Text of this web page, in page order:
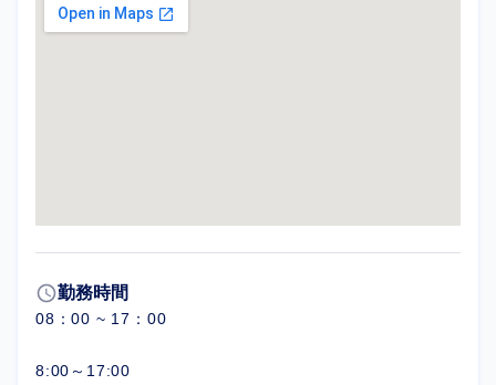
schedule勤務時間
08：00 ~ 17：00
8:00～17:00